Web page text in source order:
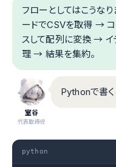
フローとしてはこうなり
ードでCSVを取得 → コ
スして配列に変換 → イ
理 → 結果を集約。
室谷
代表取締役
Pythonで書く
python